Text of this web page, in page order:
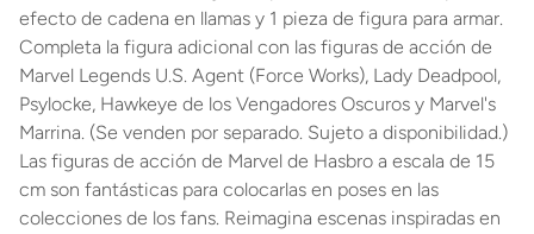
efecto de cadena en llamas y 1 pieza de figura para armar.
Completa la figura adicional con las figuras de acción de
Marvel Legends U.S. Agent (Force Works), Lady Deadpool,
Psylocke, Hawkeye de los Vengadores Oscuros y Marvel's
Marrina. (Se venden por separado. Sujeto a disponibilidad.)
Las figuras de acción de Marvel de Hasbro a escala de 15
cm son fantásticas para colocarlas en poses en las
colecciones de los fans. Reimagina escenas inspiradas en